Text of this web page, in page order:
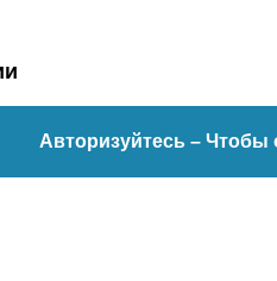
Авторизуйтесь – Чтобы